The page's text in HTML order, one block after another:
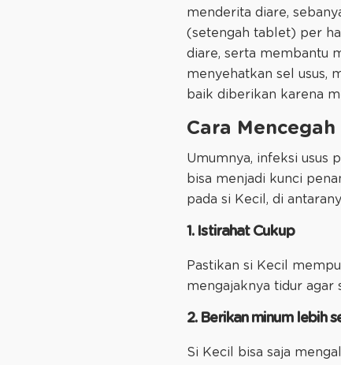
menderita diare,
(setengah tablet) per
diare, serta membantu
menyehatkan sel usus,
baik diberikan karena
Cara
Umumnya, infeksi usus
bisa menjadi kunci
pada si Kecil, di
1. Istirahat Cukup
Pastikan si Kecil
mengajaknya tidur agar
2. Berikan minum lebih
Si Kecil bisa saja